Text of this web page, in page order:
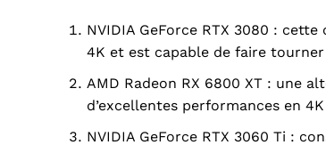
NVIDIA GeForce RTX 3080 :
4K et est capable de faire
AMD Radeon RX 6800 XT : une
d’excellentes performances en
NVIDIA GeForce RTX 3060 Ti :